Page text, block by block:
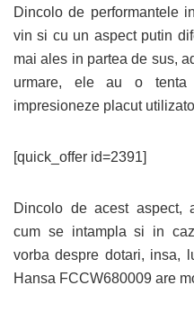
Dincolo de performantele
vin si cu un aspect putin
mai ales in partea de sus,
urmare, ele au o tenta
impresioneze placut
[quick_offer id=2391]
Dincolo de acest aspect,
cum se intampla si in
vorba despre dotari, insa,
Hansa FCCW680009 are